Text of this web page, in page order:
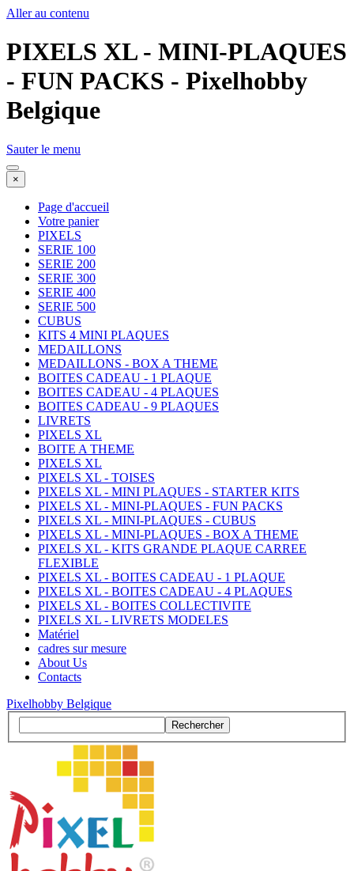
Aller au contenu
PIXELS XL - MINI-PLAQUES
- FUN PACKS - Pixelhobby
Belgique
Sauter le menu
×
Page d'accueil
Votre panier
PIXELS
SERIE 100
SERIE 200
SERIE 300
SERIE 400
SERIE 500
CUBUS
KITS 4 MINI PLAQUES
MEDAILLONS
MEDAILLONS - BOX A THEME
BOITES CADEAU - 1 PLAQUE
BOITES CADEAU - 4 PLAQUES
BOITES CADEAU - 9 PLAQUES
LIVRETS
PIXELS XL
BOITE A THEME
PIXELS XL
PIXELS XL - TOISES
PIXELS XL - MINI PLAQUES - STARTER KITS
PIXELS XL - MINI-PLAQUES - FUN PACKS
PIXELS XL - MINI-PLAQUES - CUBUS
PIXELS XL - MINI-PLAQUES - BOX A THEME
PIXELS XL - KITS GRANDE PLAQUE CARREE
FLEXIBLE
PIXELS XL - BOITES CADEAU - 1 PLAQUE
PIXELS XL - BOITES CADEAU - 4 PLAQUES
PIXELS XL - BOITES COLLECTIVITE
PIXELS XL - LIVRETS MODELES
Matériel
cadres sur mesure
About Us
Contacts
Pixelhobby Belgique
Rechercher